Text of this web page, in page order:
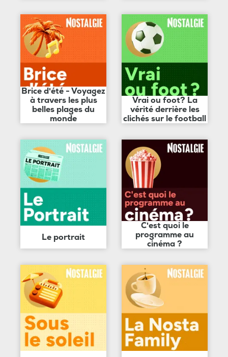
Brice d'été - Voyagez
à travers les plus
belles plages du
monde
Vrai ou foot? La
vérité derrière les
clichés sur le football
Le portrait
C'est quoi le
programme au
cinéma ?